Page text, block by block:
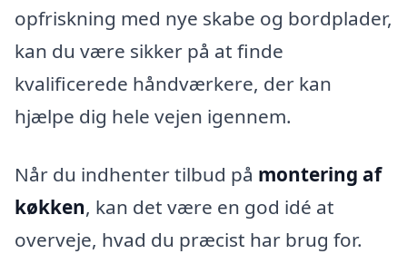
opfriskning med nye skabe og bordplader,
kan du være sikker på at finde
kvalificerede håndværkere, der kan
hjælpe dig hele vejen igennem.
Når du indhenter tilbud på montering af
køkken, kan det være en god idé at
overveje, hvad du præcist har brug for.